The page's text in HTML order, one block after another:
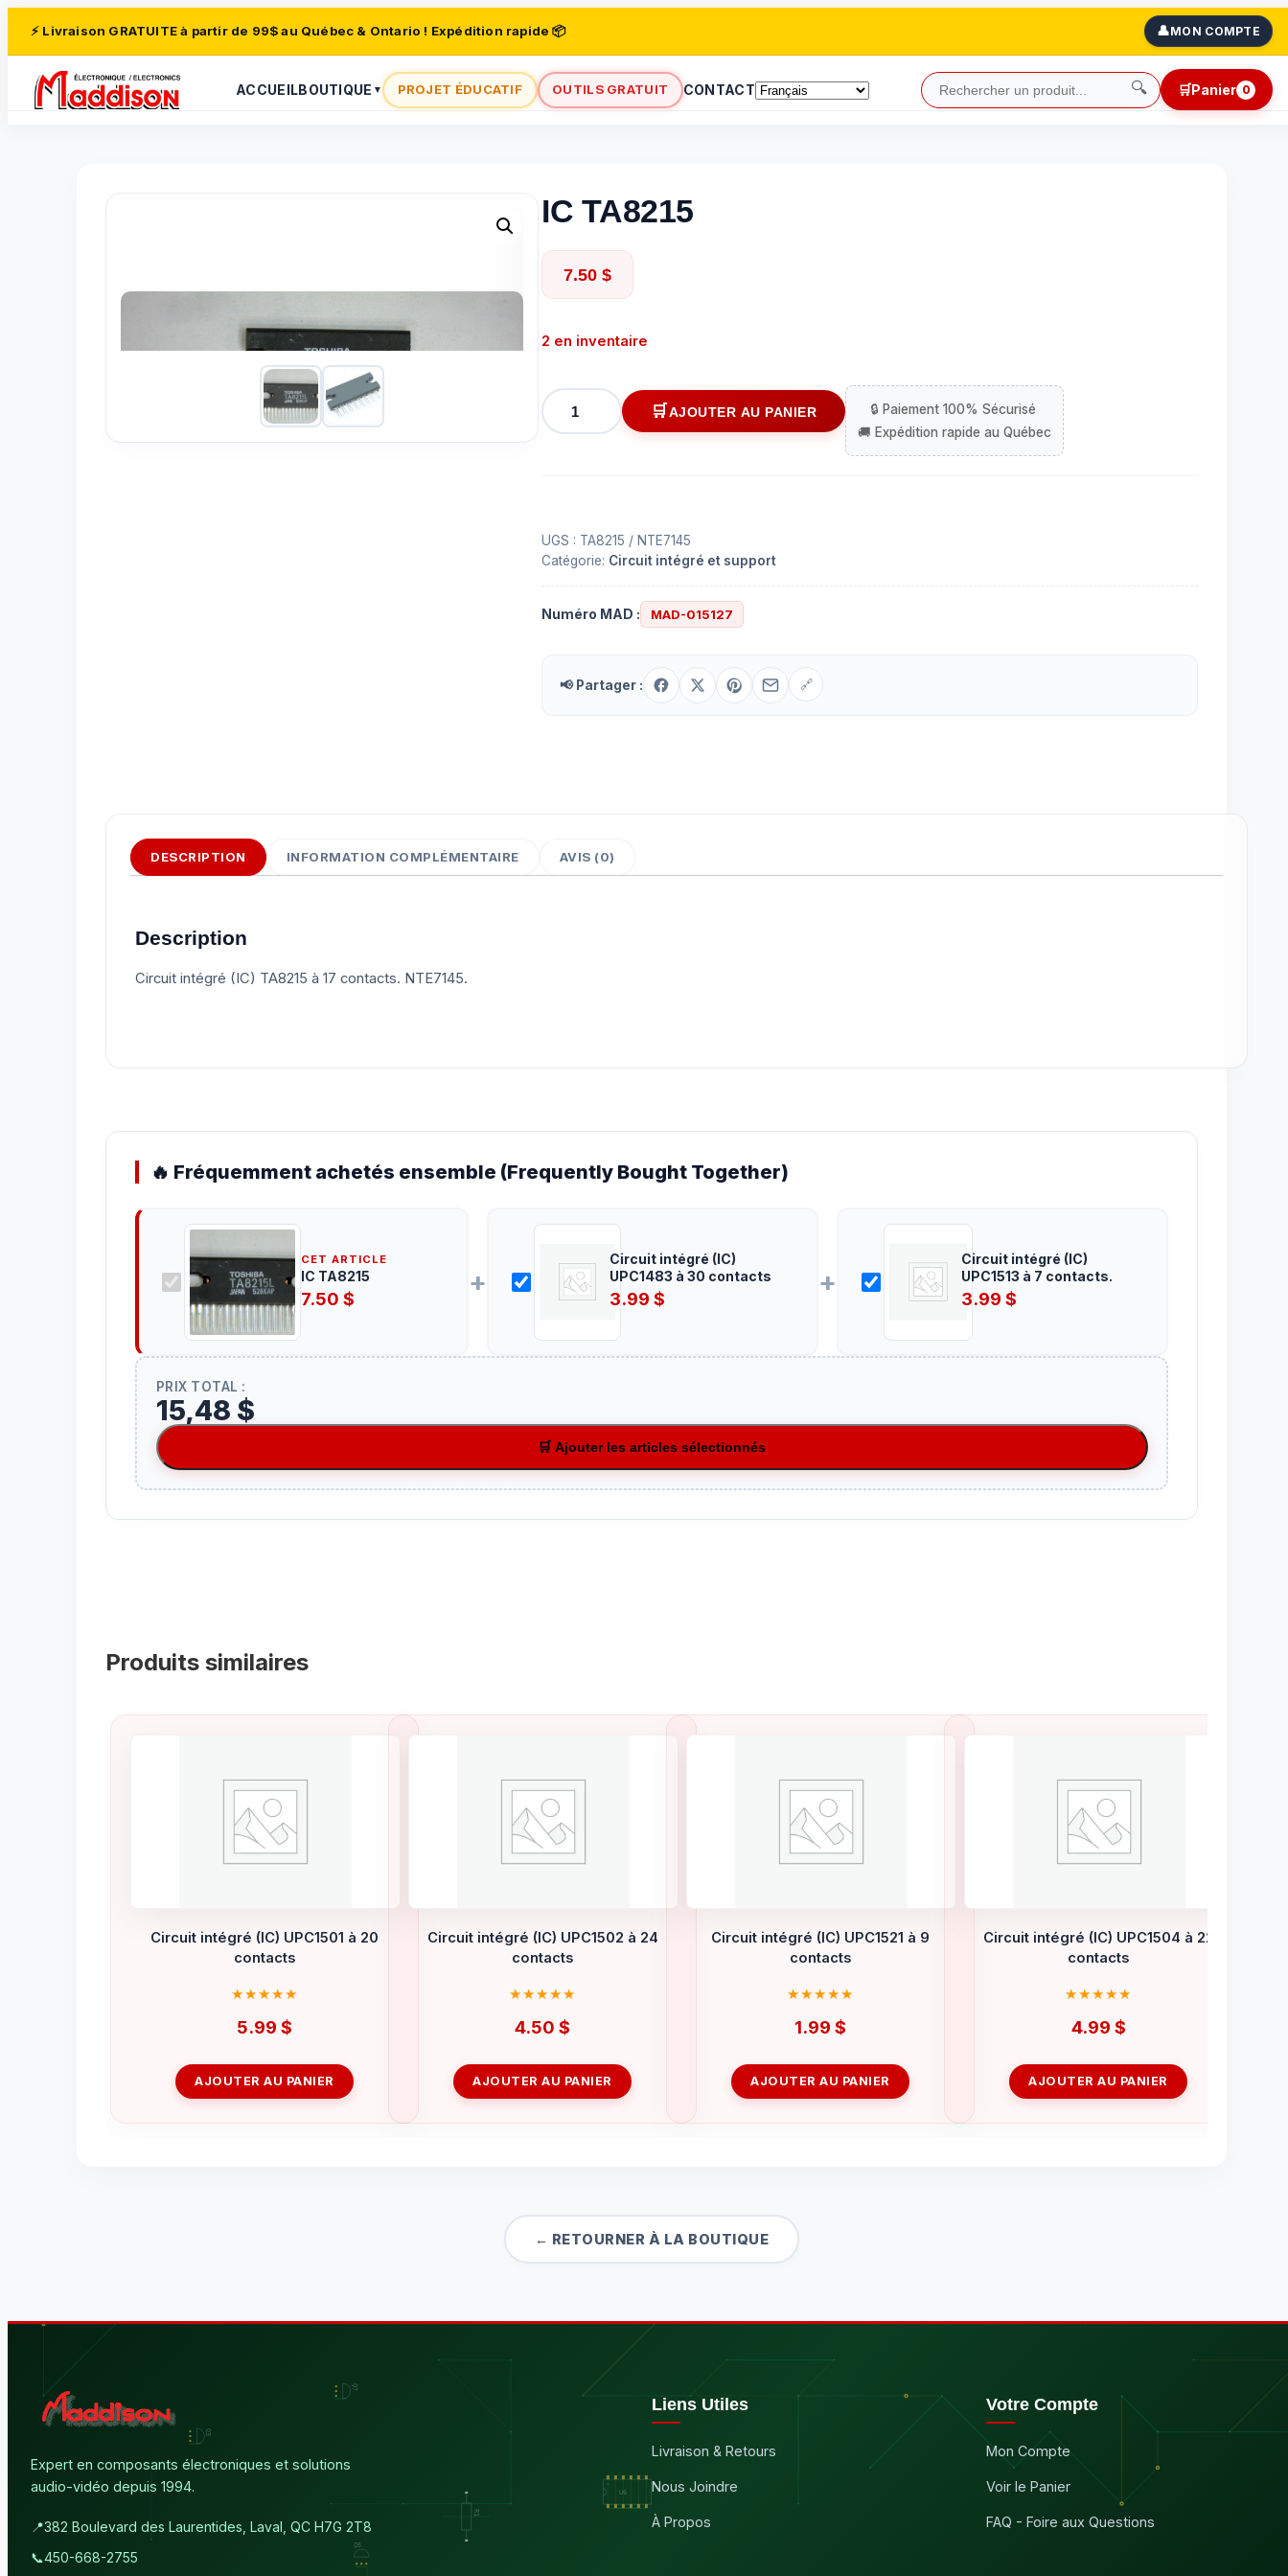
⚡ Livraison GRATUITE à partir de 99$ au Québec & Ontario ! Expédition rapide 📦 👤MON COMPTE
ACCUEILBOUTIQUE ▼ PROJET ÉDUCATIF OUTILS GRATUIT CONTACT 🔍 🛒Panier 0
IC TA8215
7.50 $
2 en inventaire
quantité
de
AJOUTER AU PANIER
UGS : TA8215 / NTE7145
Catégorie: Circuit intégré et support
Numéro MAD : MAD-015127
📢 Partager : 🔗
DESCRIPTION INFORMATION COMPLÉMENTAIRE AVIS (0)
Description
Circuit intégré (IC) TA8215 à 17 contacts. NTE7145.
🔥 Fréquemment achetés ensemble (Frequently Bought Together)
CET ARTICLE
IC TA8215
7.50 $ +
Circuit intégré (IC)
UPC1483 à 30 contacts
3.99 $
+
Circuit intégré (IC)
UPC1513 à 7 contacts.
3.99 $
PRIX TOTAL :
15,48 $
🛒 Ajouter les articles sélectionnés
Produits similaires
Circuit intégré (IC) UPC1501 à 20
contacts
5.99 $
AJOUTER AU PANIER
Circuit intégré (IC) UPC1502 à 24
contacts
4.50 $
AJOUTER AU PANIER
Circuit intégré (IC) UPC1521 à 9
contacts
1.99 $
AJOUTER AU PANIER
Circuit intégré (IC) UPC1504 à 22
contacts
4.99 $
AJOUTER AU PANIER
← RETOURNER À LA BOUTIQUE
Expert en composants électroniques et solutions
audio-vidéo depuis 1994.
📍382 Boulevard des Laurentides, Laval, QC H7G 2T8
📞450-668-2755
Liens Utiles
Livraison & Retours
Nous Joindre
À Propos
Votre Compte
Mon Compte
Voir le Panier
FAQ - Foire aux Questions